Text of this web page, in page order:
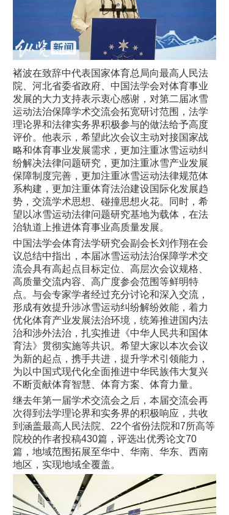
褚波在致辞中代表国家体育总局向最高人民法
院、河北省委省政府、中国法学会对体育事业
发展的大力支持表示衷心感谢，对第二届冰雪
运动法治保障学术交流会拓宽研讨范围，法学
理论界和法律实务界积极参与的做法给予高度
评价。他表示，希望此次会议主动对接国家战
略和体育事业发展需求，更加注重冰雪运动纠
纷解决法律问题研究，更加注重冰雪产业发展
保障制度完善，更加注重冰雪运动法律规范体
系构建，更加注重体育法治建设国际化发展趋
势，交流学术思想、碰撞思想火花。同时，希
望以冰雪运动法律问题研究基地为载体，在法
治轨道上推进体育事业高质量发展。
中国法学会体育法学研究会副会长刘作翔在会
议总结中指出，本届冰雪运动法治保障学术交
流会具有高起点目标定位、高层次会议规格、
高质量交流内容、高广度参会范围等鲜明特
点。与会专家学者经过充分讨论和深入交流，
形成有效提升涉冰雪运动纠纷解纷效能，着力
优化体育产业发展法治环境，统筹推进国内法
治和涉外法治，扎实推进《中华人民共和国体
育法》贯彻实施等共识。希望大家以本次会议
为新的起点，携手共进，提升学术引领能力，
为以中国式现代化全面推进中华民族伟大复兴
不断贡献体育智慧、体育方案、体育力量。
继去年第一届学术交流会之后，本届交流会再
次得到法学理论界和实务界的积极响应，共收
到涵盖最高人民法院、22个省份法院和7所高等
院校的作者投稿430篇，评选出优秀论文70
篇，地域范围拓展至华中、华南、华东、西南
地区，实现地域全覆盖。